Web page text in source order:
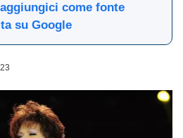
aggiungici come fonte
su Google